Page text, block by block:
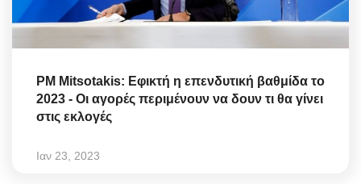
PM Mitsotakis: Εφικτή η επενδυτική βαθμίδα το
2023 - Οι αγορές περιμένουν να δουν τι θα γίνει
στις εκλογές
Ιαν 23, 2023